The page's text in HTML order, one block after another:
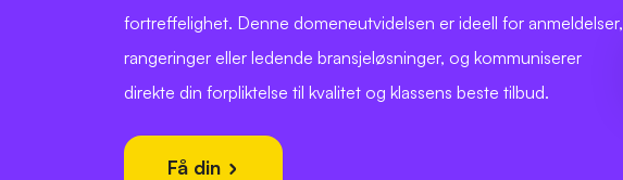
fortreffelighet. Denne domeneutvidelsen er ideell for anmeldelser,
rangeringer eller ledende bransjeløsninger, og kommuniserer
direkte din forpliktelse til kvalitet og klassens beste tilbud.
Få din